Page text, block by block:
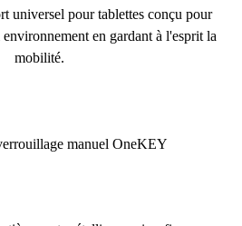
universel pour tablettes conçu pour
en gardant à l'esprit la
mobilité.